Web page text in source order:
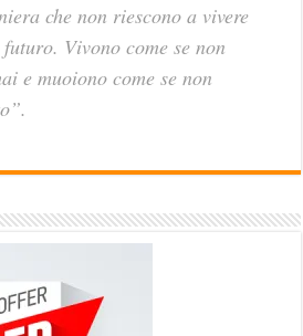
che non riescono a vivere
Vivono come se non
e muoiono come se non